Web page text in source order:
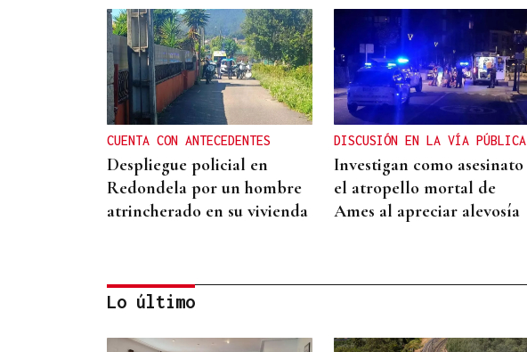
CUENTA CON ANTECEDENTES
Despliegue policial en
Redondela por un hombre
atrincherado en su vivienda
DISCUSIÓN EN LA VÍA PÚBLICA
Investigan como asesinato
el atropello mortal de
Ames al apreciar alevosía
Lo último